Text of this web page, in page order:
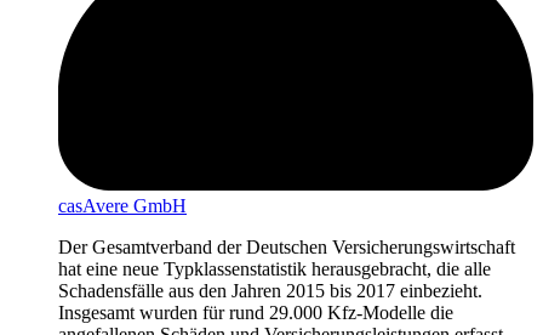
casAvere GmbH
Der Gesamtverband der Deutschen Versicherungswirtschaft
hat eine neue Typklassenstatistik herausgebracht, die alle
Schadensfälle aus den Jahren 2015 bis 2017 einbezieht.
Insgesamt wurden für rund 29.000 Kfz-Modelle die